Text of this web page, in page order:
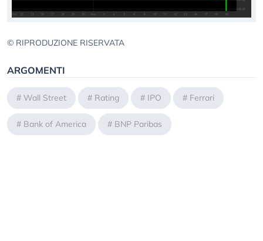
© RIPRODUZIONE RISERVATA
ARGOMENTI
# Wall Street # Rating # IPO # Ferrari
# Bank of America # BNP Paribas